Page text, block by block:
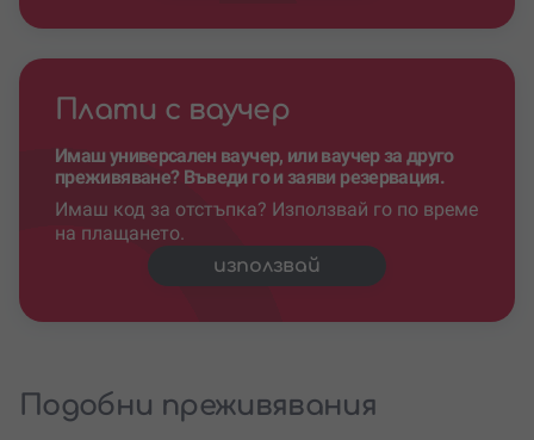
Плати с ваучер
Имаш универсален ваучер, или ваучер за друго
преживяване? Въведи го и заяви резервация.
Имаш код за отстъпка? Използвай го по време
на плащането.
използвай
Подобни преживявания